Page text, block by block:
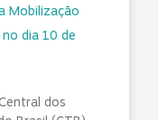
Mobilização
dia 10 de
dos